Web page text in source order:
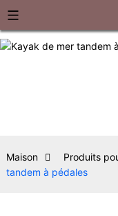
Maison Produits
tandem à pédales